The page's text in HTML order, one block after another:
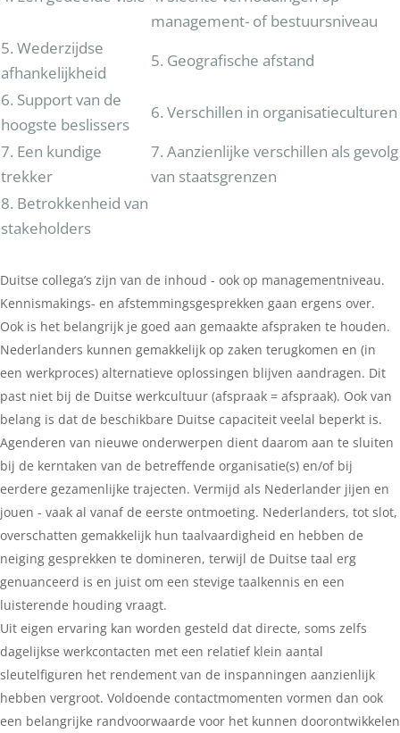
management- of bestuursniveau
5. Wederzijdse
afhankelijkheid
5. Geografische afstand
6. Support van de
hoogste beslissers
6. Verschillen in organisatieculturen
7. Een kundige
trekker
7. Aanzienlijke verschillen als gevolg
van staatsgrenzen
8. Betrokkenheid van
stakeholders
Duitse collega’s zijn van de inhoud - ook op managementniveau.
Kennismakings- en afstemmingsgesprekken gaan ergens over.
Ook is het belangrijk je goed aan gemaakte afspraken te houden.
Nederlanders kunnen gemakkelijk op zaken terugkomen en (in
een werkproces) alternatieve oplossingen blijven aandragen. Dit
past niet bij de Duitse werkcultuur (afspraak = afspraak). Ook van
belang is dat de beschikbare Duitse capaciteit veelal beperkt is.
Agenderen van nieuwe onderwerpen dient daarom aan te sluiten
bij de kerntaken van de betreffende organisatie(s) en/of bij
eerdere gezamenlijke trajecten. Vermijd als Nederlander jijen en
jouen - vaak al vanaf de eerste ontmoeting. Nederlanders, tot slot,
overschatten gemakkelijk hun taalvaardigheid en hebben de
neiging gesprekken te domineren, terwijl de Duitse taal erg
genuanceerd is en juist om een stevige taalkennis en een
luisterende houding vraagt.
Uit eigen ervaring kan worden gesteld dat directe, soms zelfs
dagelijkse werkcontacten met een relatief klein aantal
sleutelfiguren het rendement van de inspanningen aanzienlijk
hebben vergroot. Voldoende contactmomenten vormen dan ook
een belangrijke randvoorwaarde voor het kunnen doorontwikkelen